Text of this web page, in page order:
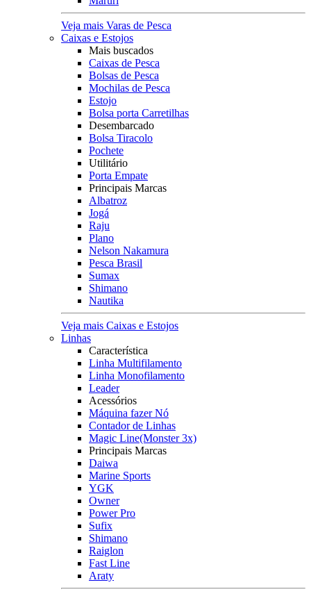
Veja mais Varas de Pesca
Caixas e Estojos
Mais buscados
Caixas de Pesca
Bolsas de Pesca
Mochilas de Pesca
Estojo
Bolsa porta Carretilhas
Desembarcado
Bolsa Tiracolo
Pochete
Utilitário
Porta Empate
Principais Marcas
Albatroz
Jogá
Raju
Plano
Nelson Nakamura
Pesca Brasil
Sumax
Shimano
Nautika
Veja mais Caixas e Estojos
Linhas
Característica
Linha Multifilamento
Linha Monofilamento
Leader
Acessórios
Máquina fazer Nó
Contador de Linhas
Magic Line(Monster 3x)
Principais Marcas
Daiwa
Marine Sports
YGK
Owner
Power Pro
Sufix
Shimano
Raiglon
Fast Line
Araty